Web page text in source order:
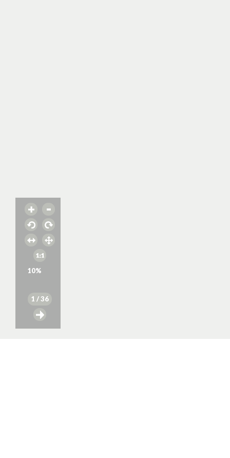
10%
1 / 36